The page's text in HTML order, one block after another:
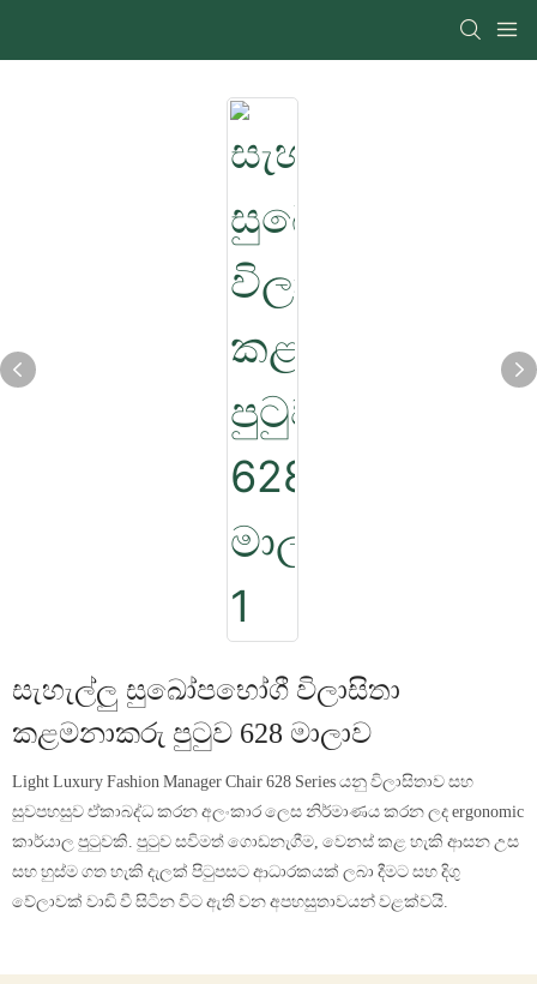
සැහැල්ලු සුඛෝපභෝගී විලාසිතා
කළමනාකරු පුටුව 628 මාලාව
Light Luxury Fashion Manager Chair 628 Series යනු විලාසිතාව සහ
සුවපහසුව ඒකාබද්ධ කරන අලංකාර ලෙස නිර්මාණය කරන ලද ergonomic
කාර්යාල පුටුවකි. පුටුව සවිමත් ගොඩනැගීම, වෙනස් කළ හැකි ආසන උස
සහ හුස්ම ගත හැකි දැලක් පිටුපසට ආධාරකයක් ලබා දීමට සහ දිගු
වේලාවක් වාඩි වී සිටින විට ඇති වන අපහසුතාවයන් වළක්වයි.